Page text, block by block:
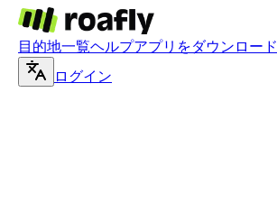
目的地一覧ヘルプアプリをダウンロード
ログイン